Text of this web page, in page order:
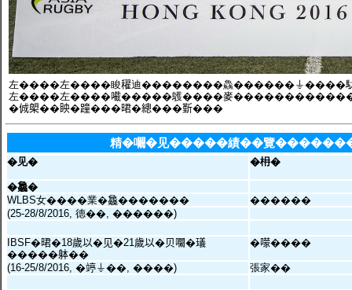
左����左����睃𥣞迪��������鱻������⏚����䭾鱻
左����左����𡁶�����鸌����麥��������������
�𠉛㮾��眏�蹱���𣇉�總���𣂷���
精�㘚�见�����績��覽
�见� �枏�
�𣬚�
WLBS女����業�𣬚�������
������
(25-28/8/2016, 德��, ������)
IBSF�𣇉�18歲以�见�21歲以�贝㘚�𤩺
�����躰��
�𡁏����
(16-25/8/2016, �𥪜⏚��, ����) 張家��